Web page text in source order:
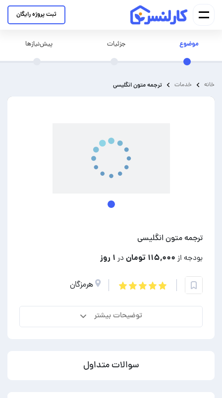
ثبت پروژه رایگان
موضوع جزئیات پیش‌نیازها
خانه خدمات ترجمه متون انگلیسی
ترجمه متون انگلیسی
بودجه از ۱۱۵,۰۰۰ تومان در ۱ روز
هرمزگان
توضیحات بیشتر
سوالات متداول